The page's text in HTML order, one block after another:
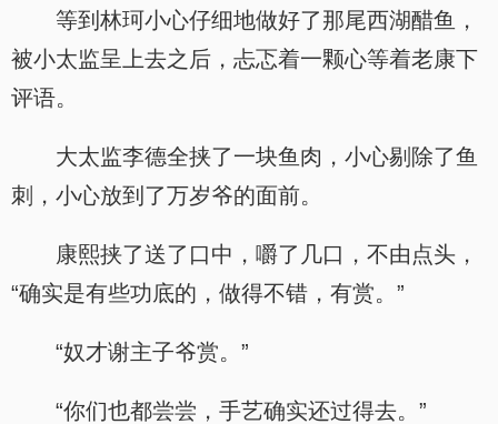
等到林珂小心仔细地做好了那尾西湖醋鱼，
被小太监呈上去之后，忐忑着一颗心等着老康下
评语。
大太监李德全挟了一块鱼肉，小心剔除了鱼
刺，小心放到了万岁爷的面前。
康熙挟了送了口中，嚼了几口，不由点头，
“确实是有些功底的，做得不错，有赏。”
“奴才谢主子爷赏。”
“你们也都尝尝，手艺确实还过得去。”